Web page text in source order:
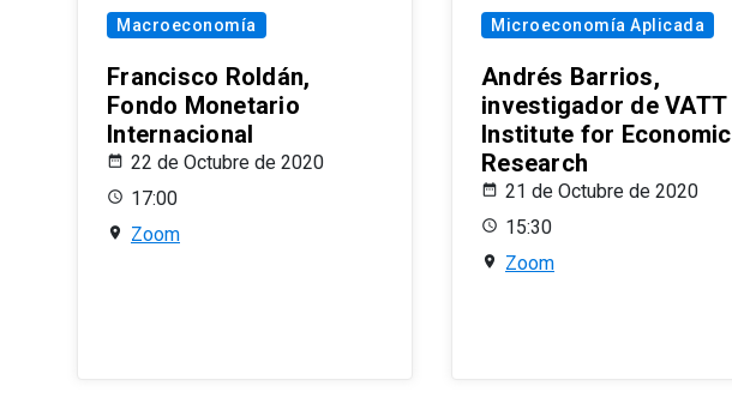
Macroeconomía
Francisco Roldán,
Fondo Monetario
Internacional
22 de Octubre de 2020
17:00
Zoom
Microeconomía Aplicada
Andrés Barrios,
investigador de VATT
Institute for Economic
Research
21 de Octubre de 2020
15:30
Zoom